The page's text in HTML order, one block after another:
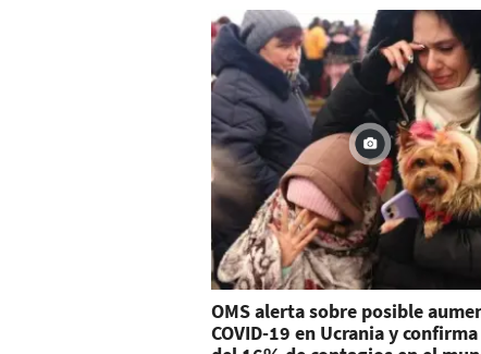
OMS alerta sobre posible
COVID-19 en Ucrania y